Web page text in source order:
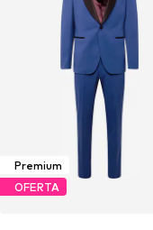
Premium
OFERTA